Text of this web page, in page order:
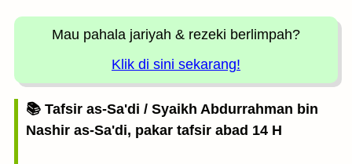
Mau pahala jariyah & rezeki berlimpah?
Klik di sini sekarang!
📚 Tafsir as-Sa'di / Syaikh Abdurrahman bin
Nashir as-Sa'di, pakar tafsir abad 14 H